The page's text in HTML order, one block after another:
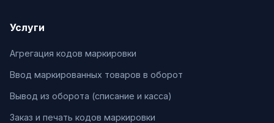
Услуги
Агрегация кодов маркировки
Ввод маркированных товаров в оборот
Вывод из оборота (списание и касса)
Заказ и печать кодов маркировки